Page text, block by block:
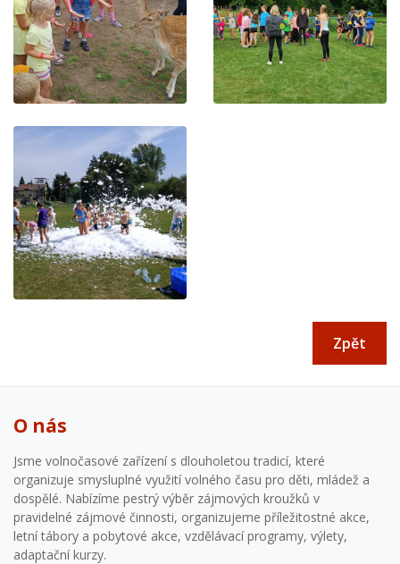
Zpět
O nás
Jsme volnočasové zařízení s dlouholetou tradicí, které
organizuje smysluplné využití volného času pro děti, mládež a
dospělé. Nabízíme pestrý výběr zájmových kroužků v
pravidelné zájmové činnosti, organizujeme příležitostné akce,
letní tábory a pobytové akce, vzdělávací programy, výlety,
adaptační kurzy.